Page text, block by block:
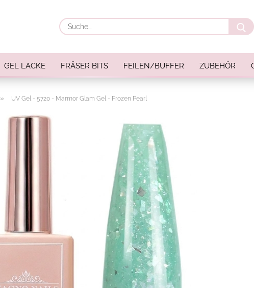
GEL LACKE FRÄSER BITS FEILEN/BUFFER ZUBEHÖR
» UV Gel - 5720 - Marmor Glam Gel - Frozen Pearl